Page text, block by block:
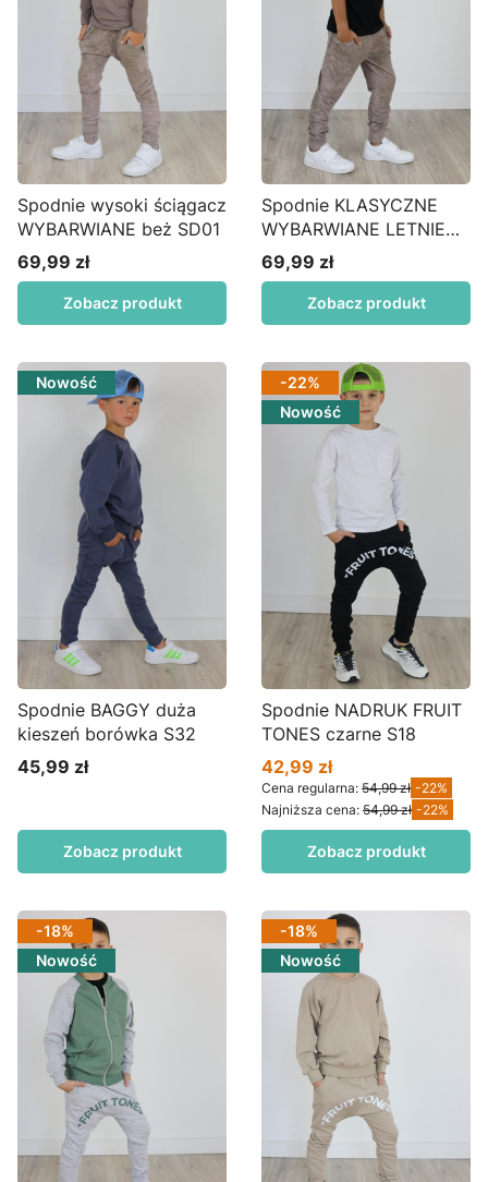
Spodnie wysoki ściągacz
WYBARWIANE beż SD01
Cena
69,99 zł
Zobacz produkt
Spodnie KLASYCZNE
WYBARWIANE LETNIE
beżowe S24wm
Cena
69,99 zł
Zobacz produkt
Nowość
Spodnie BAGGY duża
kieszeń borówka S32
Cena
45,99 zł
Zobacz produkt
-22%
Nowość
Spodnie NADRUK FRUIT
TONES czarne S18
Cena promocyjna
42,99 zł
Cena regularna: 54,99 zł -22%
Najniższa cena: 54,99 zł -22%
Zobacz produkt
-18%
Nowość
-18%
Nowość